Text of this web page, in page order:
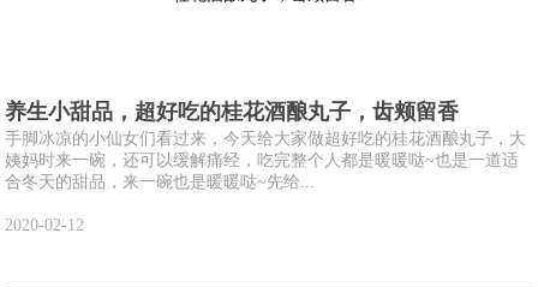
养生小甜品，超好吃的桂花酒酿丸子，齿颊留香
手脚冰凉的小仙女们看过来，今天给大家做超好吃的桂花酒酿丸子，大
姨妈时来一碗，还可以缓解痛经，吃完整个人都是暖暖哒~也是一道适
合冬天的甜品，来一碗也是暖暖哒~先给...
2020-02-12